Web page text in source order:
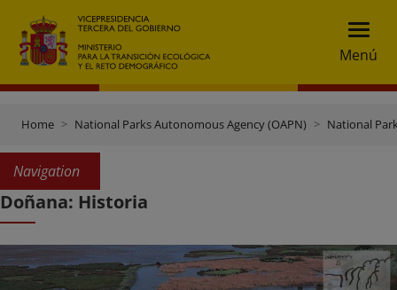
Menú
Home National Parks Autonomous Agency (OAPN) National
Navigation
Doñana: Historia